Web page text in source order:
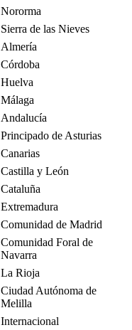
Nororma
Sierra de las Nieves
Almería
Córdoba
Huelva
Málaga
Andalucía
Principado de Asturias
Canarias
Castilla y León
Cataluña
Extremadura
Comunidad de Madrid
Comunidad Foral de
Navarra
La Rioja
Ciudad Autónoma de
Melilla
Internacional